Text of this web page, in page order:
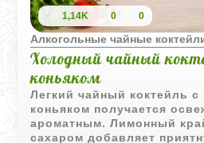
1,14K 0 0
Алкогольные чайные
Холодный чайный
коньяком
Легкий чайный коктейль
коньяком получается
ароматным. Лимонный
сахаром добавляет